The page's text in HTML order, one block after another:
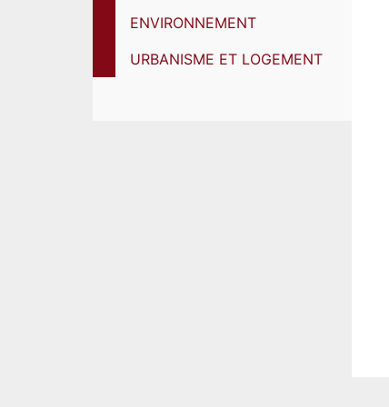
ENVIRONNEMENT
URBANISME ET LOGEMENT